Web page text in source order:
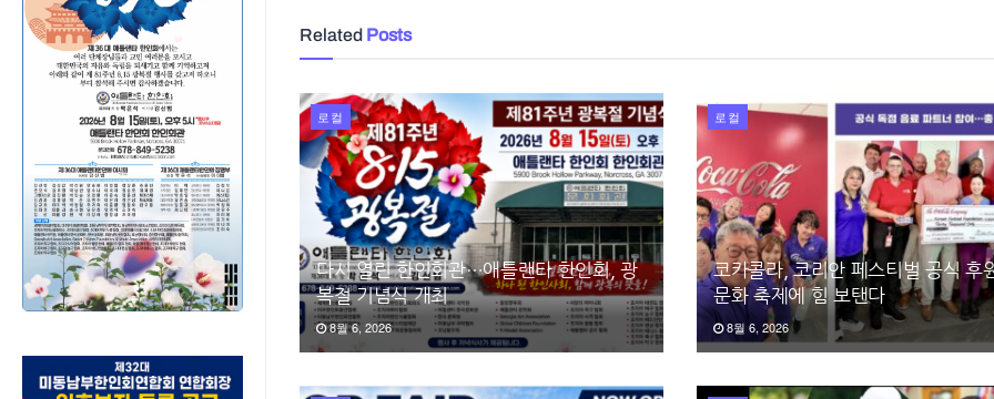
Related Posts
로컬
다시 열린 한인회관…애틀랜타 한인회, 광
복절 기념식 개최
8월 6, 2026
로컬
코카콜라, 코리안 페스티벌 공식 후
문화 축제에 힘 보탠다
8월 6, 2026